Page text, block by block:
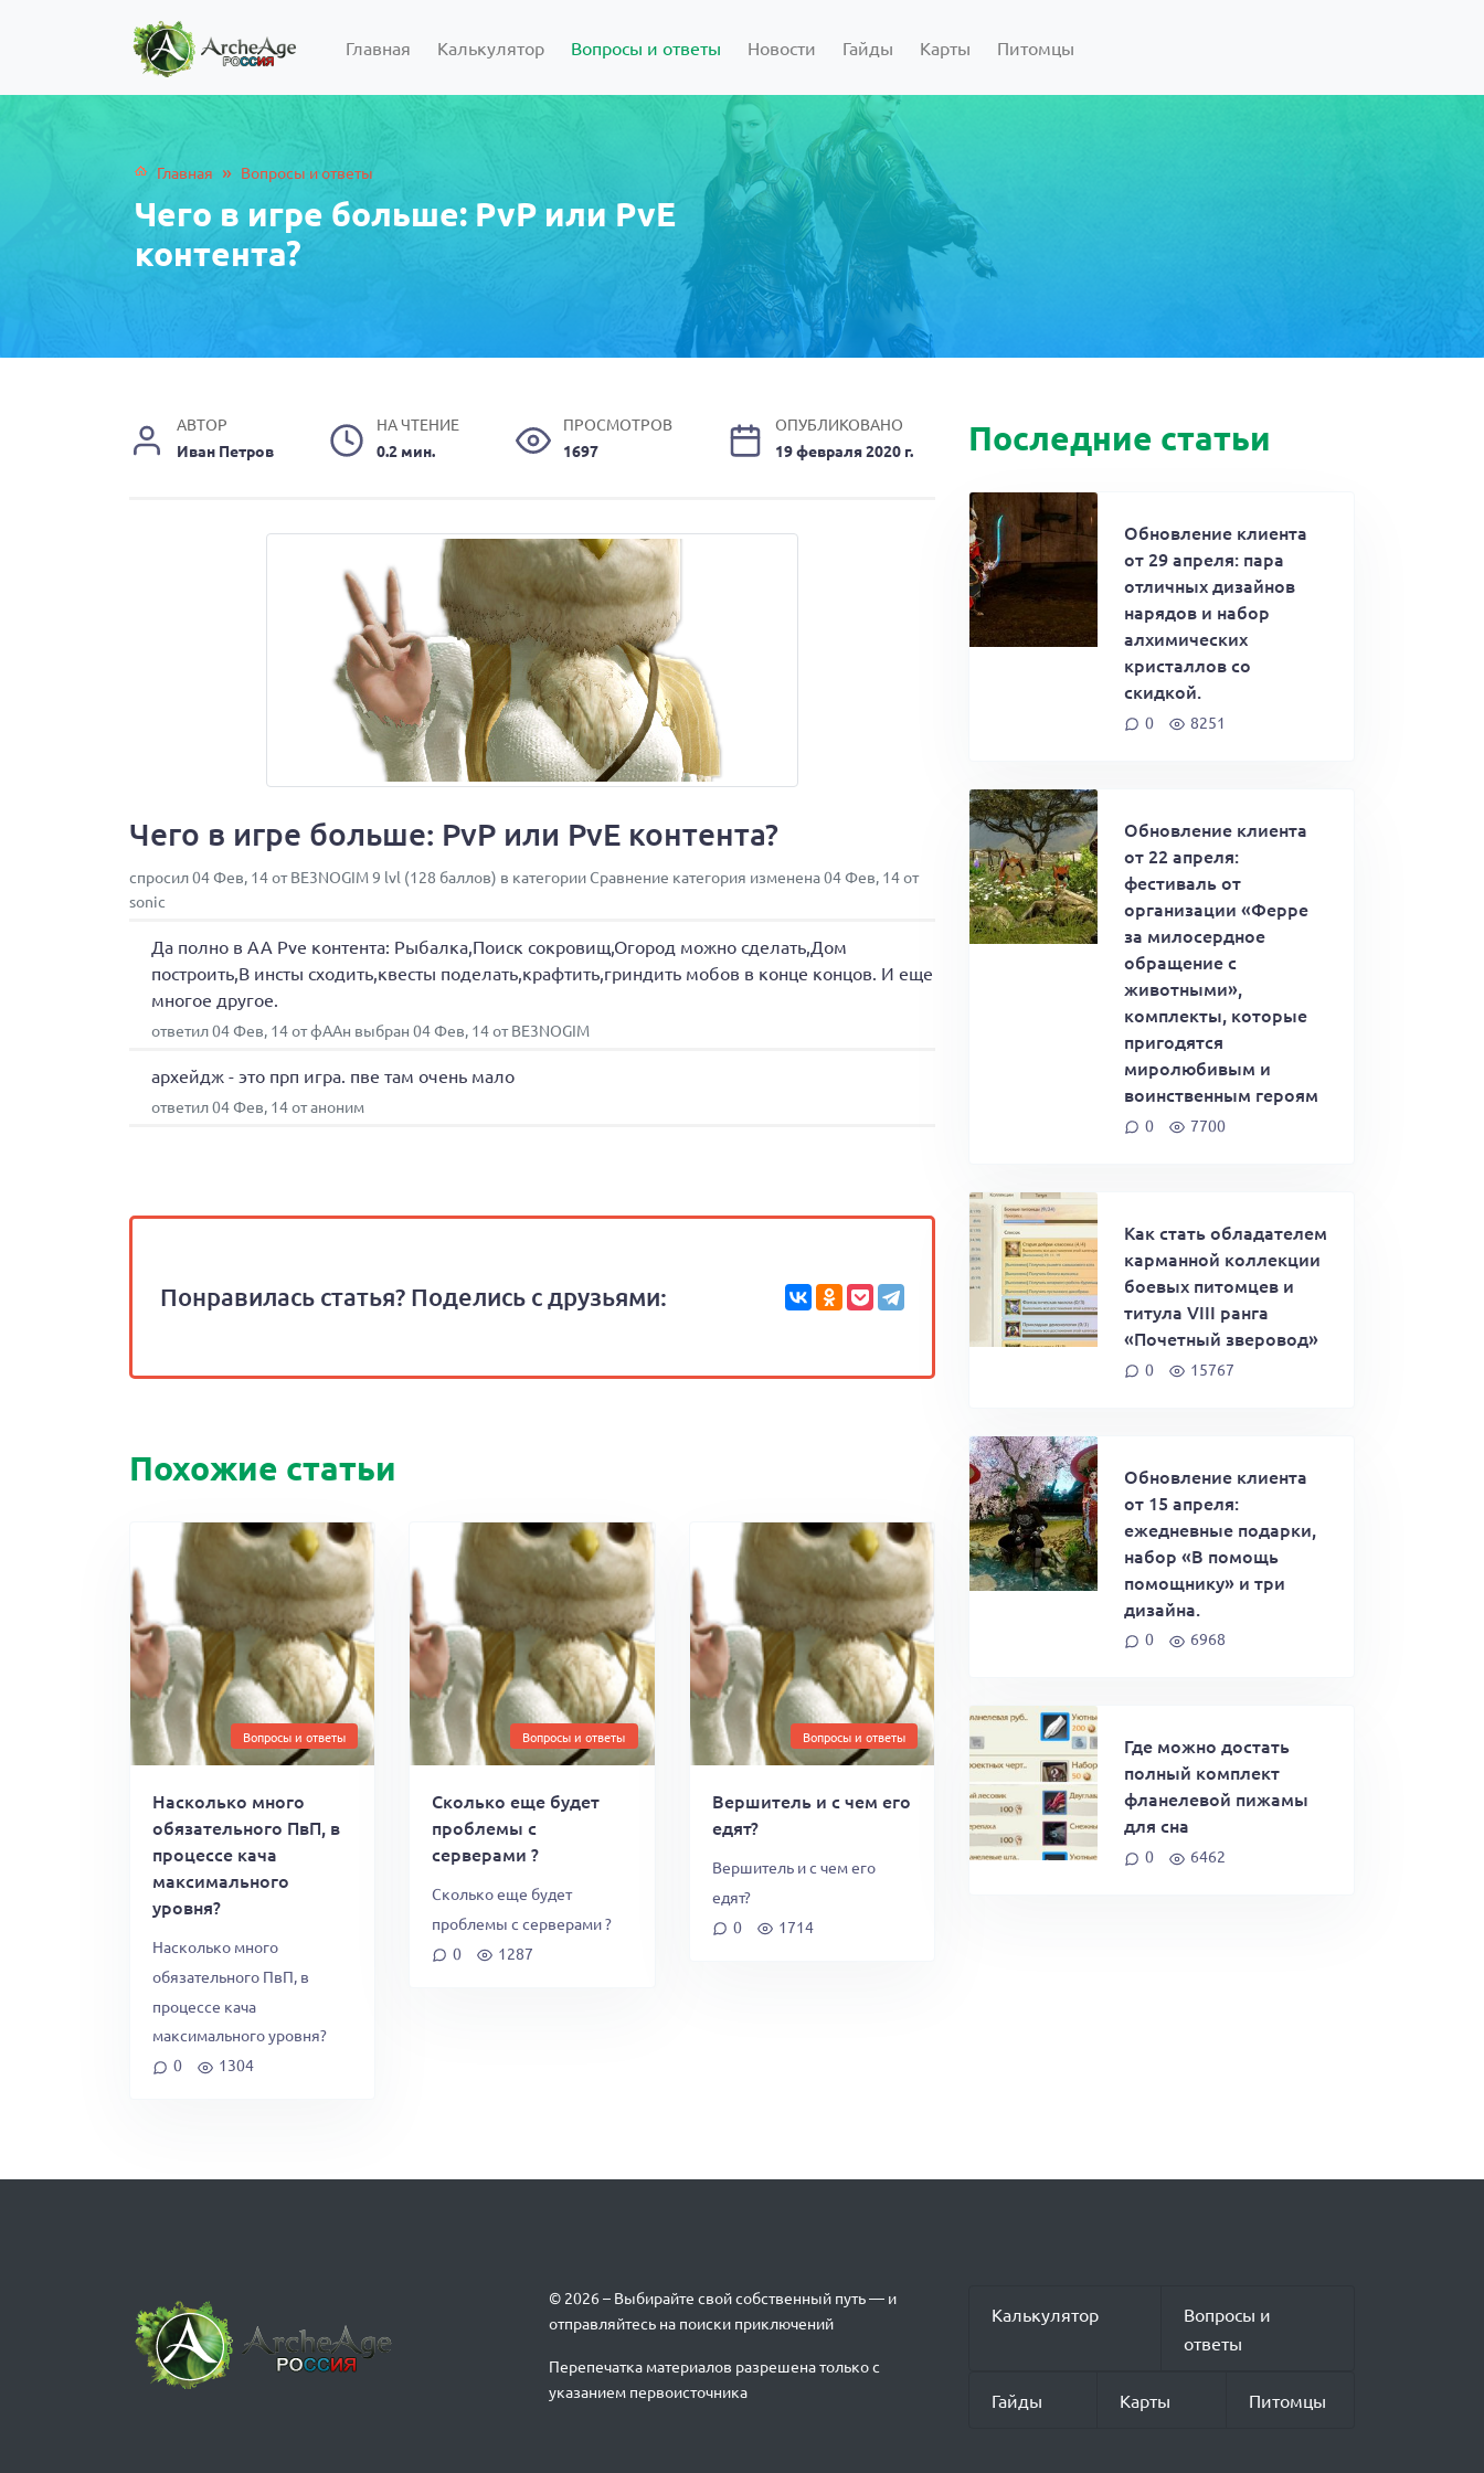
Главная Калькулятор Вопросы и ответы Новости Гайды Карты Питомцы
Главная » Вопросы и ответы
Чего в игре больше: PvP или PvE
контента?
АВТОР
Иван Петров
НА ЧТЕНИЕ
0.2 мин.
ПРОСМОТРОВ
1697
ОПУБЛИКОВАНО
19 февраля 2020 г.
Чего в игре больше: PvP или PvE контента?
спросил 04 Фев, 14 от BE3NOGIM 9 lvl (128 баллов) в категории Сравнение категория изменена 04 Фев, 14 от
sonic
Да полно в АА Pve контента: Рыбалка,Поиск сокровищ,Огород можно сделать,Дом
построить,В инсты сходить,квесты поделать,крафтить,гриндить мобов в конце концов. И еще
многое другое.
ответил 04 Фев, 14 от фААн выбран 04 Фев, 14 от BE3NOGIM
архейдж - это прп игра. пве там очень мало
ответил 04 Фев, 14 от аноним
Понравилась статья? Поделись с друзьями:
Похожие статьи
Вопросы и ответы
Насколько много
обязательного ПвП, в
процессе кача
максимального
уровня?
Насколько много
обязательного ПвП, в
процессе кача
максимального уровня?
0
1304
Вопросы и ответы
Сколько еще будет
проблемы с
серверами ?
Сколько еще будет
проблемы с серверами ?
0
1287
Вопросы и ответы
Вершитель и с чем его
едят?
Вершитель и с чем его
едят?
0
1714
Последние статьи
Обновление клиента
от 29 апреля: пара
отличных дизайнов
нарядов и набор
алхимических
кристаллов со
скидкой.
0 8251
Обновление клиента
от 22 апреля:
фестиваль от
организации «Ферре
за милосердное
обращение с
животными»,
комплекты, которые
пригодятся
миролюбивым и
воинственным героям
0 7700
Как стать обладателем
карманной коллекции
боевых питомцев и
титула VIII ранга
«Почетный зверовод»
0 15767
Обновление клиента
от 15 апреля:
ежедневные подарки,
набор «В помощь
помощнику» и три
дизайна.
0 6968
Где можно достать
полный комплект
фланелевой пижамы
для сна
0 6462
© 2026 – Выбирайте свой собственный путь — и
отправляйтесь на поиски приключений
Перепечатка материалов разрешена только с
указанием первоисточника
Калькулятор
Вопросы и
ответы
Гайды Карты Питомцы